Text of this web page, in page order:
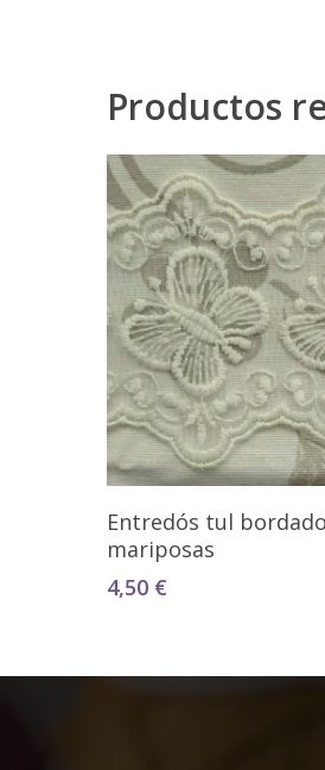
Productos
Seleccionar
Entredós tul bordado
mariposas
4,50 €